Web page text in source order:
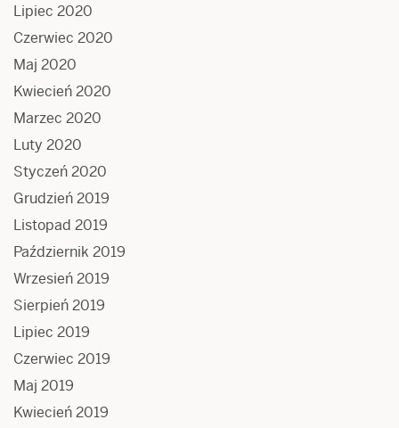
Lipiec 2020
Czerwiec 2020
Maj 2020
Kwiecień 2020
Marzec 2020
Luty 2020
Styczeń 2020
Grudzień 2019
Listopad 2019
Październik 2019
Wrzesień 2019
Sierpień 2019
Lipiec 2019
Czerwiec 2019
Maj 2019
Kwiecień 2019